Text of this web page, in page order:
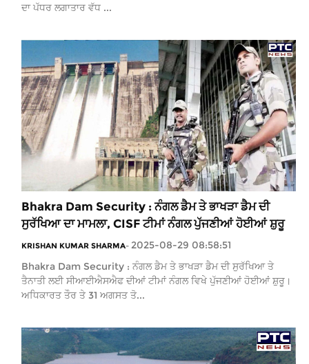
ਦਾ ਪੱਧਰ ਲਗਾਤਾਰ ਵੱਧ ...
Bhakra Dam Security : ਨੰਗਲ ਡੈਮ ਤੇ ਭਾਖੜਾ ਡੈਮ ਦੀ
ਸੁਰੱਖਿਆ ਦਾ ਮਾਮਲਾ, CISF ਟੀਮਾਂ ਨੰਗਲ ਪੁੱਜਣੀਆਂ ਹੋਈਆਂ ਸ਼ੁਰੂ
KRISHAN KUMAR SHARMA- 2025-08-29 08:58:51
Bhakra Dam Security : ਨੰਗਲ ਡੈਮ ਤੇ ਭਾਖੜਾ ਡੈਮ ਦੀ ਸੁਰੱਖਿਆ ਤੇ
ਤੈਨਾਤੀ ਲਈ ਸੀਆਈਐਸਐਫ ਦੀਆਂ ਟੀਮਾਂ ਨੰਗਲ ਵਿਖੇ ਪੁੱਜਣੀਆਂ ਹੋਈਆਂ ਸ਼ੁਰੂ।
ਅਧਿਕਾਰਤ ਤੌਰ ਤੇ 31 ਅਗਸਤ ਤੋ...